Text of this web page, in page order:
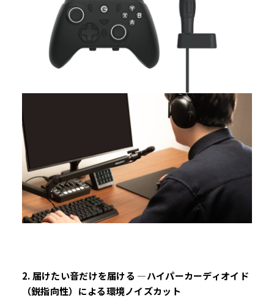
2. 届けたい音だけを届ける ―ハイパーカーディオイド
（鋭指向性）による環境ノイズカット